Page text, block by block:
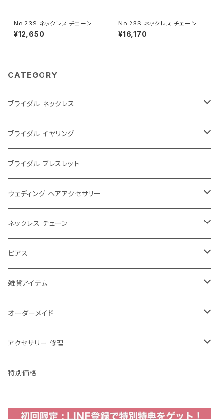
No.23S ネックレス チェーンの
み（60センチ+アジャスター）
¥12,650
No.23S ネックレス チェーンの
み（80センチ+アジャスター）
¥16,170
CATEGORY
ブライダル ネックレス
大ぶり
シンプル
パール
レース
お花
チョーカー
ショルダーネックレス
ブライダル イヤリング
大ぶり
シンプル
パール
ゆれる
ゆれない
お花
2way
ブライダル ブレスレット
ウェディング ヘアアクセサリー
ウェディングティアラ
大きめ
ふつう
ウェディング リボンカチューシャ
ウェディング ヘッドドレス
ヘアアクセその他
ネックレス チェーン
40センチ
50センチ
60センチ
70センチ
80センチ
ピアス
チャーム ピアス
ピアス チャーム パーツ
雑貨アイテム
ブローチ
エリトメール
アニマルブローチ
ピンブローチ
ストールピン
オーダーメイド
修理・加工
アクセサリー 修理
ネックレス チェーン 修理
特別価格